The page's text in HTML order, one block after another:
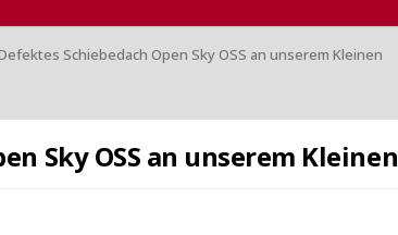
Schiebedach Open Sky OSS an unserem Kleinen
Sky OSS an unserem Kleinen